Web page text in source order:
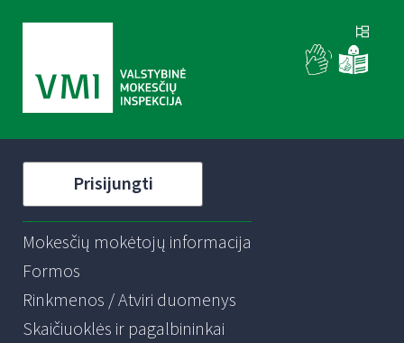
Prisijungti
Mokesčių mokėtojų informacija
Formos
Rinkmenos / Atviri duomenys
Skaičiuoklės ir pagalbininkai